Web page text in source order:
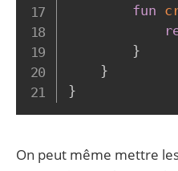
fun
}
}
}
On peut même mettre